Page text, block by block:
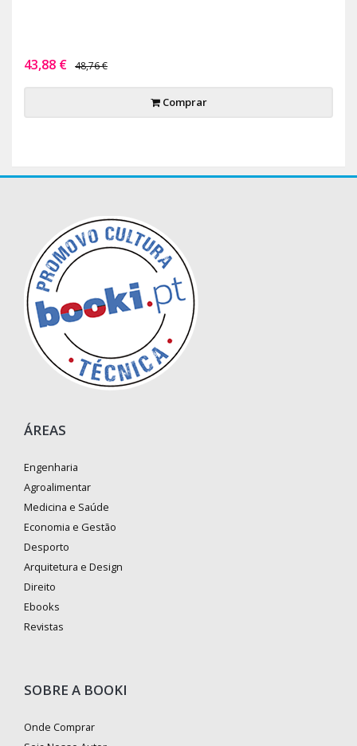
43,88 € 48,76 €
Comprar
ÁREAS
Engenharia
Agroalimentar
Medicina e Saúde
Economia e Gestão
Desporto
Arquitetura e Design
Direito
Ebooks
Revistas
SOBRE A BOOKI
Onde Comprar